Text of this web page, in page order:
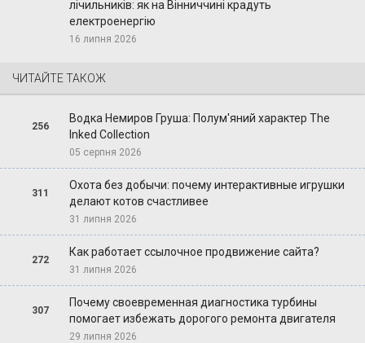
лічильників: як на Вінниччині крадуть
електроенергію
16 липня 2026
ЧИТАЙТЕ ТАКОЖ
256
Водка Немиров Груша: Полум'яний характер The
Inked Collection
05 серпня 2026
311
Охота без добычи: почему интерактивные игрушки
делают котов счастливее
31 липня 2026
272
Как работает ссылочное продвижение сайта?
31 липня 2026
307
Почему своевременная диагностика турбины
помогает избежать дорогого ремонта двигателя
29 липня 2026